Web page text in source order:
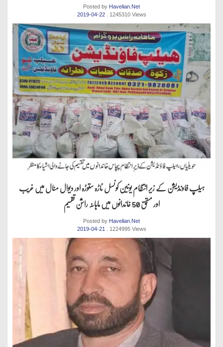
Posted by Havelian.Net
2019-04-22 . 1245310 Views
ہیلپ فاونڈیشن کے زیر انتظام یونین کونسل ناڑہ ستوڑہ اور دیوال منال میں غریب
اور مستحق 50 خاندانوں میں ماہانہ راشن تقسیم
Posted by Havelian.Net
2019-04-21
. 1224995 Views